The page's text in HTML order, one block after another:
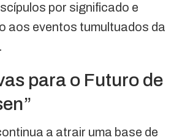
por significado e
aos eventos tumultuados da
para o Futuro de
a atrair uma base de